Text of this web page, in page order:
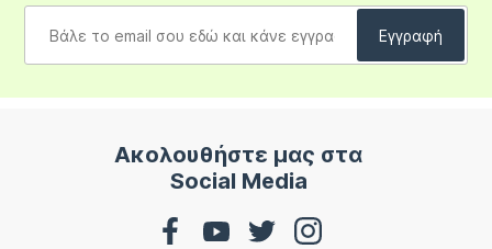
Ακολουθήστε μας στα
Social Media